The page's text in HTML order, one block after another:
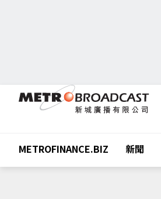
METROFINANCE.BIZ 新聞